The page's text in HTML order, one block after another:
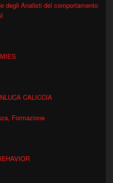
degli Analisti del comportamento
CALICCIA
Formazione